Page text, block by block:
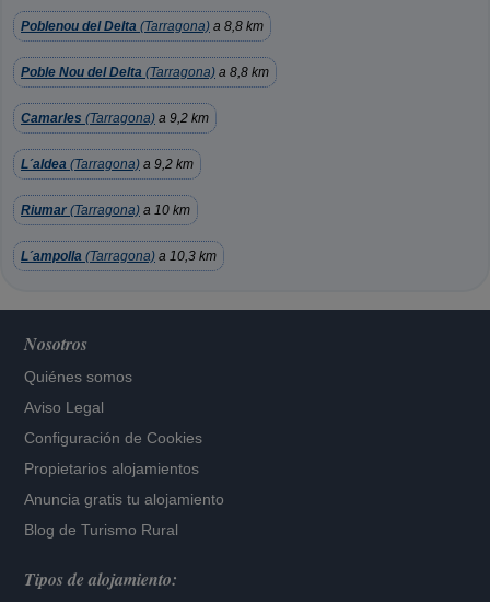
Poblenou del Delta (Tarragona) a 8,8 km
Poble Nou del Delta (Tarragona) a 8,8 km
Camarles (Tarragona) a 9,2 km
L´aldea (Tarragona) a 9,2 km
Riumar (Tarragona) a 10 km
L´ampolla (Tarragona) a 10,3 km
Nosotros
Quiénes somos
Aviso Legal
Configuración de Cookies
Propietarios alojamientos
Anuncia gratis tu alojamiento
Blog de Turismo Rural
Tipos de alojamiento: